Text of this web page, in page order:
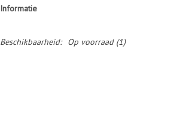
Informatie
Beschikbaarheid: Op voorraad(1)